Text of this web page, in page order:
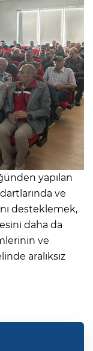
yapılan
ve
desteklemek,
daha da
ve
aralıksız